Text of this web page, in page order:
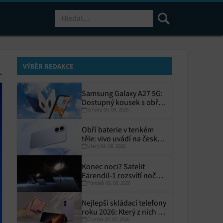
VÝBĚR REDAKCE
Samsung Galaxy A27 5G:
Dostupný kousek s obřím
displejem
Středa 05. 08. 2026
Obří baterie v tenkém
těle: vivo uvádí na český
trh V70 Lite 5G
Úterý 04. 08. 2026
Konec noci? Satelit
Eärendil-1 rozsvítí noční
Zemi
Pondělí 03. 08. 2026
Nejlepší skládací telefony
roku 2026: Který z nich si
zaslouží místo ve vaší
Čtvrtek 30. 07. 2026